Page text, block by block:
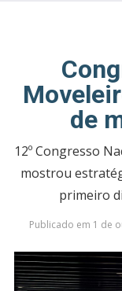
de
12º Congresso
mostrou
primeiro
Publicado em 1 de